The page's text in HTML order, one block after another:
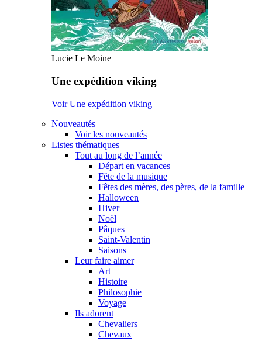
Lucie Le Moine
Une expédition viking
Voir Une expédition viking
Nouveautés
Voir les nouveautés
Listes thématiques
Tout au long de l’année
Départ en vacances
Fête de la musique
Fêtes des mères, des pères, de la famille
Halloween
Hiver
Noël
Pâques
Saint-Valentin
Saisons
Leur faire aimer
Art
Histoire
Philosophie
Voyage
Ils adorent
Chevaliers
Chevaux